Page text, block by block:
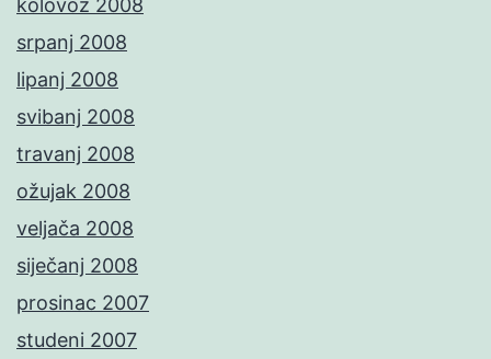
kolovoz 2008
srpanj 2008
lipanj 2008
svibanj 2008
travanj 2008
ožujak 2008
veljača 2008
siječanj 2008
prosinac 2007
studeni 2007